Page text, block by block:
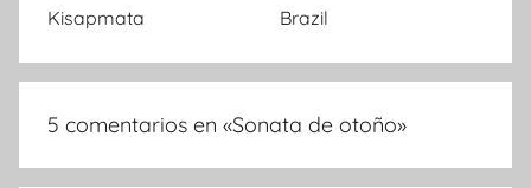
Kisapmata Brazil
5 comentarios en «Sonata de otoño»